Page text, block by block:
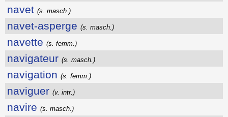
navet (s. masch.)
navet-asperge (s. masch.)
navette (s. femm.)
navigateur (s. masch.)
navigation (s. femm.)
naviguer (v. intr.)
navire (s. masch.)